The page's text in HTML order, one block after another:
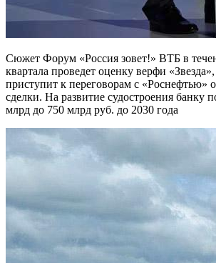
Сюжет Форум «Россия зовет!» ВТБ в
квартала проведет оценку верфи
приступит к переговорам с «Роснефтью»
сделки. На развитие судостроения банку
млрд до 750 млрд руб. до 2030 года